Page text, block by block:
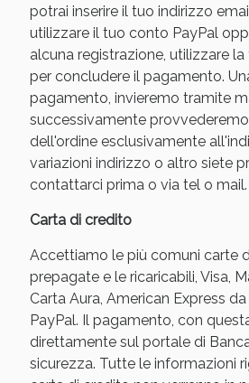
potrai inserire il tuo indirizzo
utilizzare il tuo conto PayPal
alcuna registrazione, utilizzare
per concludere il pagamento.
pagamento, invieremo tramite
successivamente
dell'ordine esclusivamente
variazioni indirizzo o altro siete
contattarci prima o via tel o mail.
Carta di credito
Accettiamo le più comuni carte
prepagate e le ricaricabili, Visa,
Carta Aura, American Express
PayPal. Il pagamento, con
direttamente sul portale di
sicurezza. Tutte le informazioni